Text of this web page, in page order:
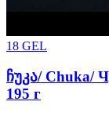
18 GEL
ჩუკა/ Chuka/
195 г